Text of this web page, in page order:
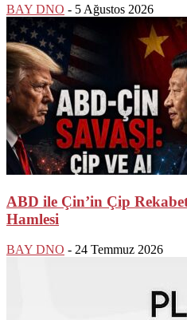
BAY DNO - 5 Ağustos 2026
ABD ile Çin’in Çip
Hamlesi
BAY DNO - 24 Temmuz 2026